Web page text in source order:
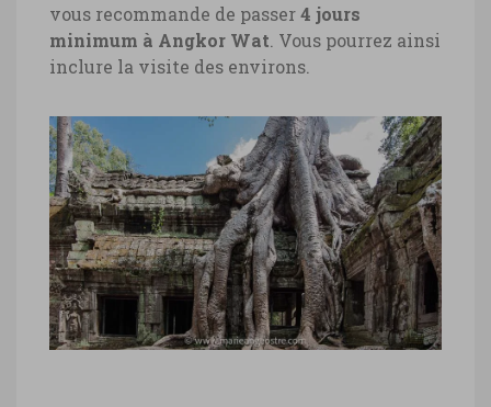
vous recommande de passer4 jours
minimum à Angkor Wat . Vous pourrez ainsi
inclure la visite des environs.